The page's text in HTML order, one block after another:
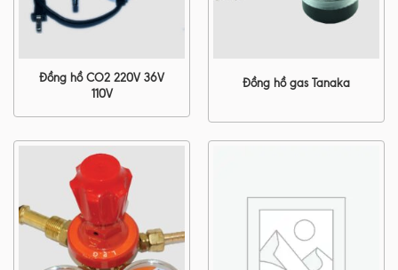
Đồng hồ CO2 220V 36V
110V
Đồng hồ gas Tanaka